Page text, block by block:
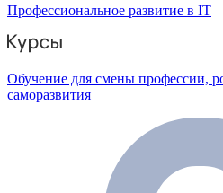
Профессиональное развитие в IT
Обучение для смены профессии,
саморазвития